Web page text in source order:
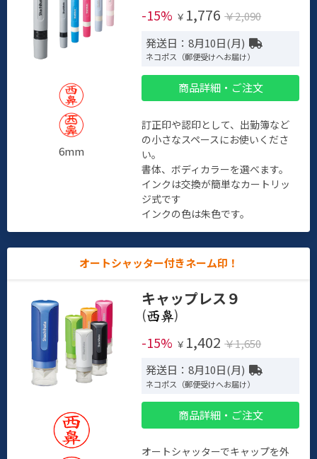
6mm
-15% ￥ 1,776 ￥2,090
発送日：8月10日(月)
ネコポス（郵便受けへお届け）
商品詳細・ご注文
訂正印や認印として、出勤簿など
の小さなスペースにお使いくださ
い。
書体、ボディカラーを選べます。
インクは交換が簡単なカートリッ
ジ式です
インクの色は朱色です。
オートシャッター付きネーム印！
キャップレス９
(
)
-15% ￥ 1,402 ￥1,650
発送日：8月10日(月)
ネコポス（郵便受けへお届け）
商品詳細・ご注文
オートシャッターでキャップを外